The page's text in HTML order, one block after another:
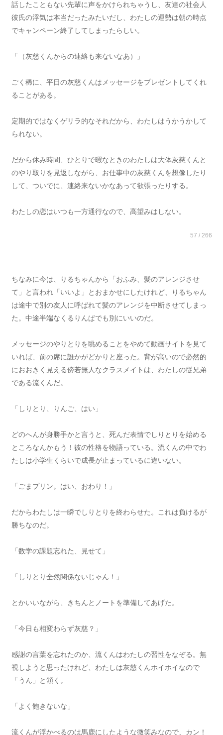
話したこともない先輩に声をかけられちゃうし、友達の社会人
彼氏の浮気は本当だったみたいだし、わたしの運勢は朝の時点
でキャンペーン終了してしまったらしい。
「（灰慈くんからの連絡も来ないなあ）」
ごく稀に、平日の灰慈くんはメッセージをプレゼントしてくれ
ることがある。
定期的ではなくゲリラ的なそれだから、わたしはうかうかして
られない。
だから休み時間、ひとりで暇なときのわたしは大体灰慈くんと
のやり取りを見返しながら、お仕事中の灰慈くんを想像したり
して、ついでに、連絡来ないかなあって欲張ったりする。
わたしの恋はいつも一方通行なので、高望みはしない。
57 / 266
ちなみに今は、りるちゃんから「おふみ、髪のアレンジさせ
て」と言われ「いいよ」とおまかせにしたけれど、りるちゃん
は途中で別の友人に呼ばれて髪のアレンジを中断させてしまっ
た。中途半端なくるりんぱでも別にいいのだ。
メッセージのやりとりを眺めることをやめて動画サイトを見て
いれば、前の席に誰かがどかりと座った。背が高いので必然的
におおきく見える傍若無人なクラスメイトは、わたしの従兄弟
である流くんだ。
「しりとり、りんご、はい」
どのへんが身勝手かと言うと、死んだ表情でしりとりを始める
ところなんかもう！彼の性格を物語っている。流くんの中でわ
たしは小学生くらいで成長が止まっているに違いない。
「ごまプリン。はい、おわり！」
だからわたしは一瞬でしりとりを終わらせた。これは負けるが
勝ちなのだ。
「数学の課題忘れた、見せて」
「しりとり全然関係ないじゃん！」
とかいいながら、きちんとノートを準備してあげた。
「今日も相変わらず灰慈？」
感謝の言葉を忘れたのか、流くんはわたしの習性をなぞる。無
視しようと思ったけれど、わたしは灰慈くんホイホイなので
「うん」と頷く。
「よく飽きないな」
流くんが浮かべるのは馬鹿にしたような微笑みなので、カン！